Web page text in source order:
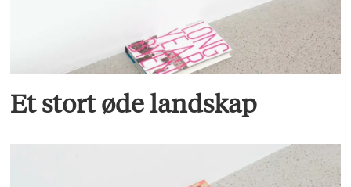
Et stort øde landskap